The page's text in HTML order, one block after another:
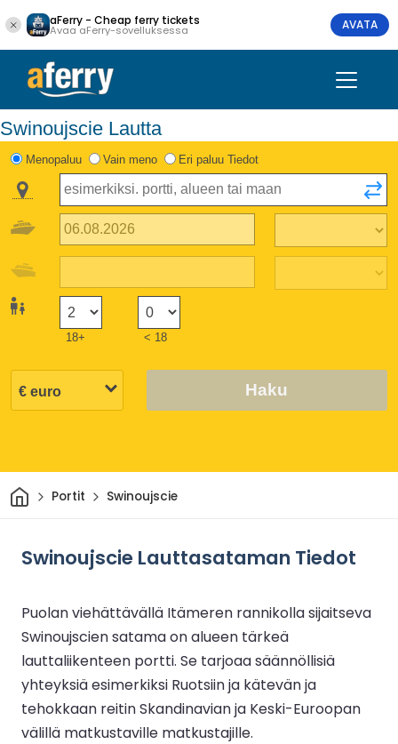
aFerry - Cheap ferry tickets
Avaa aFerry-sovelluksessa AVATA
Swinoujscie Lautta
Menopaluu Vain meno Eri paluu Tiedot
18+ < 18
Haku
KotiinPortit Swinoujscie
Swinoujscie Lauttasataman Tiedot
Puolan viehättävällä Itämeren rannikolla sijaitseva
Swinoujscien satama on alueen tärkeä
lauttaliikenteen portti. Se tarjoaa säännöllisiä
yhteyksiä esimerkiksi Ruotsiin ja kätevän ja
tehokkaan reitin Skandinavian ja Keski-Euroopan
välillä matkustaville matkustajille.